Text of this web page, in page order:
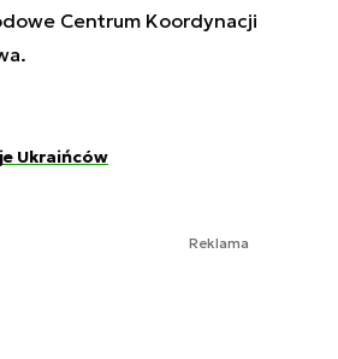
Centrum Koordynacji
Ukraińców
Reklama